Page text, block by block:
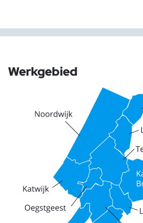
Werkgebied